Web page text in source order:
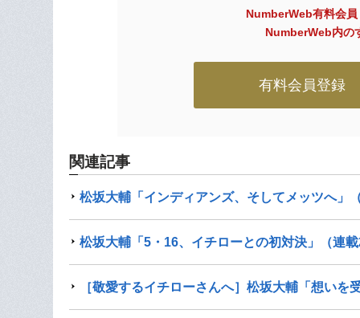
NumberWeb有料会
NumberWeb内の
有料会員登録
関連記事
松坂大輔「インディアンズ、そしてメッツへ」
松坂大輔「5・16、イチローとの初対決」（連
［敬愛するイチローさんへ］松坂大輔「想いを